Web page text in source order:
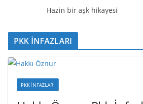
Hazin bir aşk hikayesi
PKK İNFAZLARI
PKK İNFAZLARI